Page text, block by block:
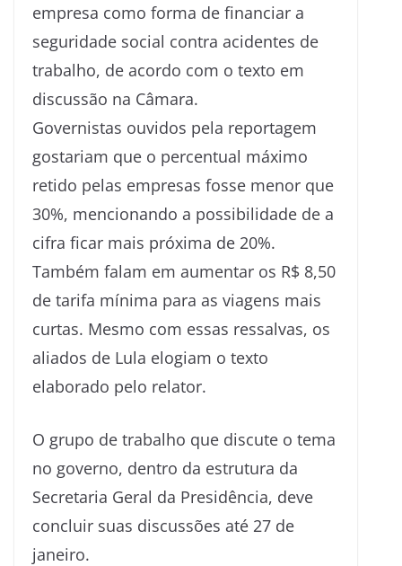
empresa como forma de financiar a
seguridade social contra acidentes de
trabalho, de acordo com o texto em
discussão na Câmara.
Governistas ouvidos pela reportagem
gostariam que o percentual máximo
retido pelas empresas fosse menor que
30%, mencionando a possibilidade de a
cifra ficar mais próxima de 20%.
Também falam em aumentar os R$ 8,50
de tarifa mínima para as viagens mais
curtas. Mesmo com essas ressalvas, os
aliados de Lula elogiam o texto
elaborado pelo relator.
O grupo de trabalho que discute o tema
no governo, dentro da estrutura da
Secretaria Geral da Presidência, deve
concluir suas discussões até 27 de
janeiro.